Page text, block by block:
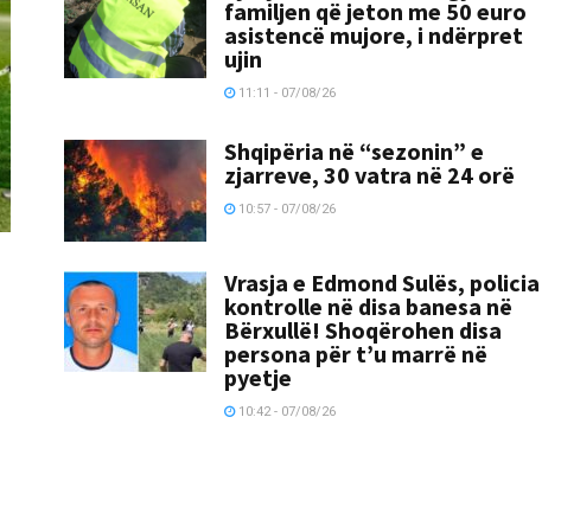
familjen që jeton me 50 euro
asistencë mujore, i ndërpret
ujin
11:11 - 07/08/26
Shqipëria në “sezonin” e
zjarreve, 30 vatra në 24 orë
10:57 - 07/08/26
Vrasja e Edmond Sulës, policia
kontrolle në disa banesa në
Bërxullë! Shoqërohen disa
persona për t’u marrë në
pyetje
10:42 - 07/08/26